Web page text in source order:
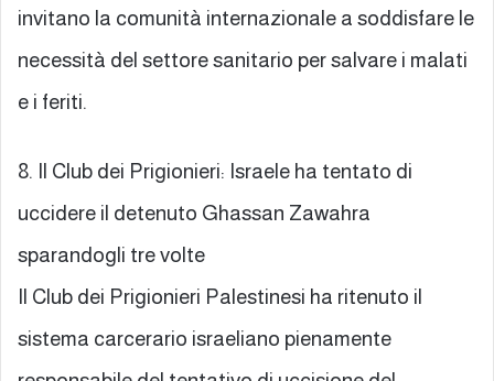
invitano la comunità internazionale a soddisfare le
necessità del settore sanitario per salvare i malati
e i feriti.
8. Il Club dei Prigionieri: Israele ha tentato di
uccidere il detenuto Ghassan Zawahra
sparandogli tre volte
Il Club dei Prigionieri Palestinesi ha ritenuto il
sistema carcerario israeliano pienamente